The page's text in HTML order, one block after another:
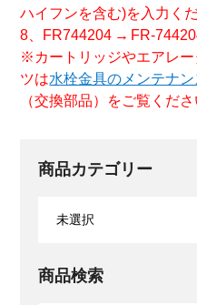
ハイフンを含む)を入力く
8、FR744204 → FR-
※カートリッジやエアレ
ツは水栓金具のメンテナ
（交換部品）をご覧くださ
商品カテゴリー
商品検索